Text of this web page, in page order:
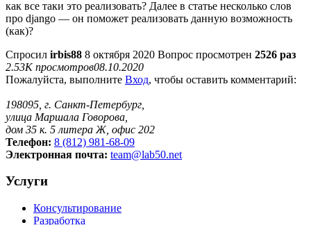
как все таки это реализовать? Далее в статье несколько слов
про django — он поможет реализовать данную возможность
(как)?
Спросил irbis88 8 октября 2020 Вопрос просмотрен 2526 раз
2.53K просмотров08.10.2020
Пожалуйста, выполните Вход, чтобы оставить комментарий:
198095, г. Санкт-Петербург,
улица Маршала Говорова,
дом 35 к. 5 литера Ж, офис 202
Телефон: 8 (812) 981-68-09
Электронная почта: team@lab50.net
Услуги
Консультирование
Разработка